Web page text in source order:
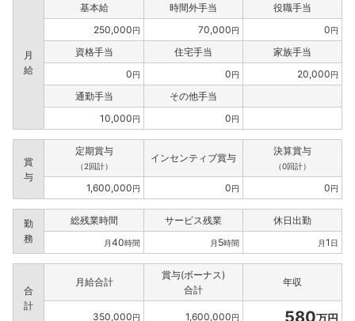
月
給
基本給 時間外手当
役職手当
250,000円 70,000円 0円
資格手当 住宅手当
家族手当
0円 0円 20,000円
通勤手当
その他手当
10,000円 0円
賞
与
定期賞与
（2回計）
インセンティブ賞与
決算賞与
（0回計）
1,600,000円 0円 0円
勤
務
総残業時間 サービス残業 休日出勤
月40時間 月 5時間 月1 日
合
計
月給合計
賞与(ボーナス)
合計
年収
350,000円 1,600,000円 580万円